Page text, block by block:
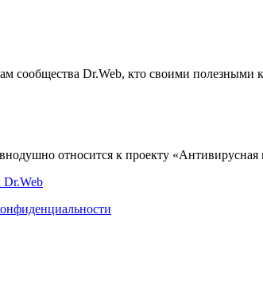
сообщества Dr.Web, кто своими полезными
относится к проекту
Dr.Web